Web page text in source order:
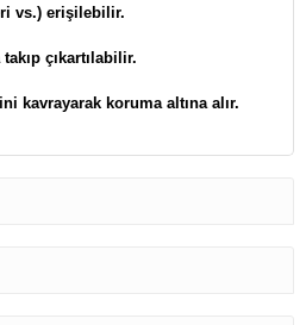
vs.) erişilebilir.
çıkartılabilir.
kavrayarak koruma altına alır.